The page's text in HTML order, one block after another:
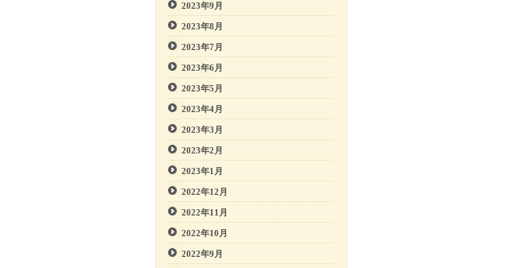
2023年9月
2023年8月
2023年7月
2023年6月
2023年5月
2023年4月
2023年3月
2023年2月
2023年1月
2022年12月
2022年11月
2022年10月
2022年9月